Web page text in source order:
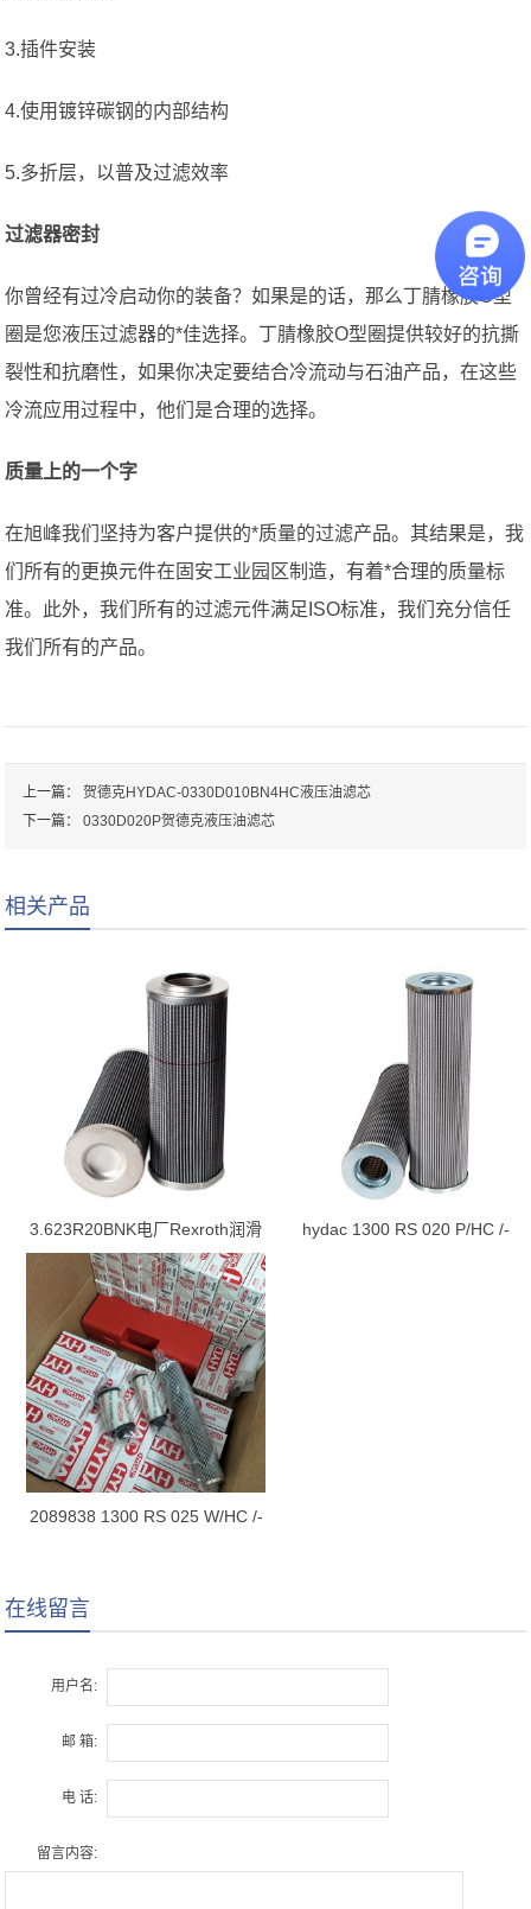
3.插件安装
4.使用镀锌碳钢的内部结构
5.多折层，以普及过滤效率
过滤器密封
你曾经有过冷启动你的装备？如果是的话，那么丁腈橡胶O型
圈是您液压过滤器的*佳选择。丁腈橡胶O型圈提供较好的抗撕
裂性和抗磨性，如果你决定要结合冷流动与石油产品，在这些
冷流应用过程中，他们是合理的选择。
质量上的一个字
在旭峰我们坚持为客户提供的*质量的过滤产品。其结果是，我
们所有的更换元件在固安工业园区制造，有着*合理的质量标
准。此外，我们所有的过滤元件满足ISO标准，我们充分信任
我们所有的产品。
上一篇：贺德克HYDAC-0330D010BN4HC液压油滤芯
下一篇：0330D020P贺德克液压油滤芯
相关产品
3.623R20BNK电厂Rexroth润滑
油站滤芯
hydac 1300 RS 020 P/HC /-
2089838 1300 RS 025 W/HC /-
在线留言
用户名:
邮 箱:
电 话:
留言内容: